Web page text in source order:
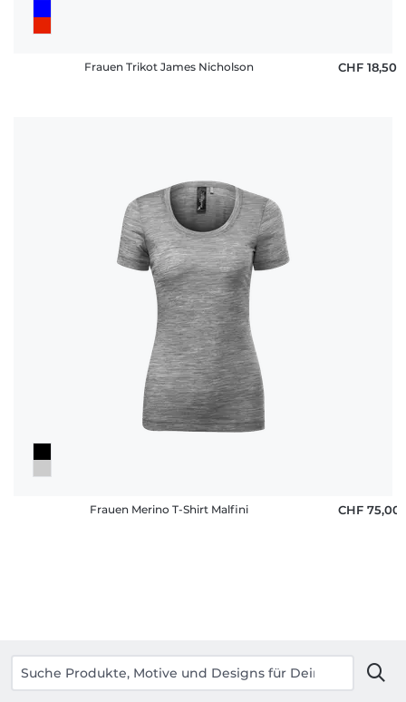
Frauen Trikot James Nicholson CHF 18,50
Frauen Merino T-Shirt Malfini CHF 75,00